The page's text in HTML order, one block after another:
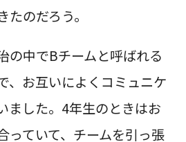
のだろう。
の中でBチームと呼ばれる
、お互いによくコミュニケ
ました。4年生のときはお
っていて、チームを引っ張